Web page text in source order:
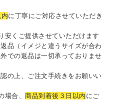
に丁寧にご対応させていただき
安くご提供させていただけます
品（イメジと違うサイズが合わ
での返品は一切承っておりませ
の上、ご注文手続きをお願いい
場合、 商品到着後３日以内 にご